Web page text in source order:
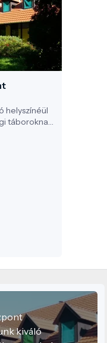
helyszínéül
táboroknak,
és
kiváló